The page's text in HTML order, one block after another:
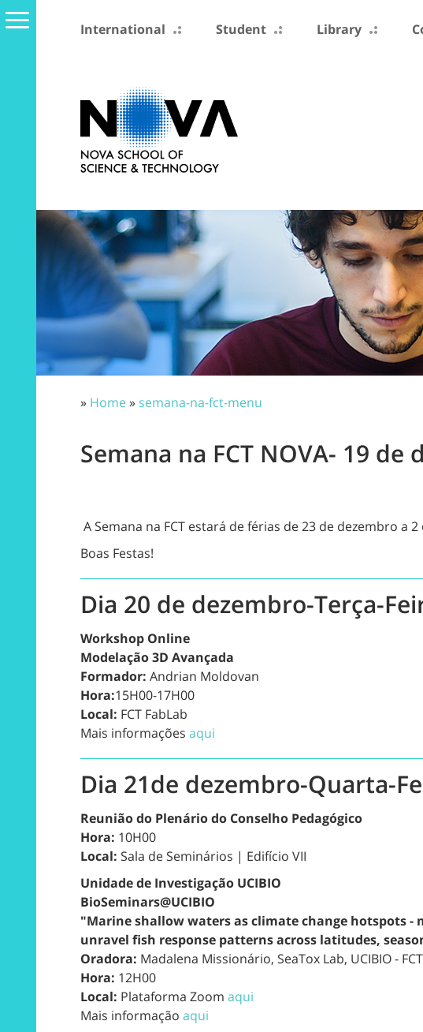
International Student Library
» Home» semana-na-fct-menu
Semana na FCT NOVA- 19
A Semana na FCT estará de férias de 23 de dezembro a
Boas Festas!
Dia 20 de dezembro-Terça-
Workshop Online
Modelação 3D Avançada
Formador: Andrian Moldovan
Hora:15H00-17H00
Local: FCT FabLab
Mais informações aqui
Dia 21de dezembro-Quarta-
Reunião do Plenário do Conselho Pedagógico
Hora: 10H00
Local: Sala de Seminários | Edifício VII
Unidade de Investigação UCIBIO
BioSeminars@UCIBIO
"Marine shallow waters as climate change hotspots -
unravel fish response patterns across latitudes,
Oradora: Madalena Missionário, SeaTox Lab, UCIBIO -
Hora: 12H00
Local: Plataforma Zoom aqui
Mais informação aqui